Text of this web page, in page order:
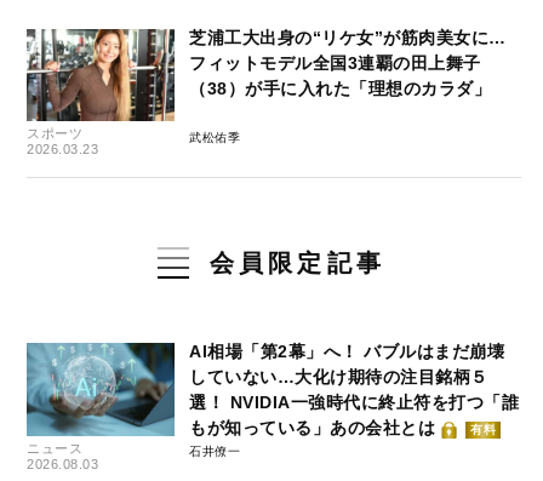
スポーツ
2026.03.23
芝浦工大出身の“リケ女”が筋肉美女に…
フィットモデル全国3連覇の田上舞子
（38）が手に入れた「理想のカラダ」
武松佑季
会員限定記事
ニュース
2026.08.03
AI相場「第2幕」へ！ バブルはまだ崩壊
していない…大化け期待の注目銘柄５
選！ NVIDIA一強時代に終止符を打つ「誰
もが知っている」あの会社とは
有料
石井僚一